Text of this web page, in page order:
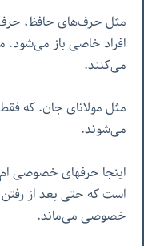
مثل حرف‌های حافظ،
افراد خاصی باز می‌شود.
می‌کنند.
مثل مولانای جان. که
می‌شوند.
اینجا حرفهای خصوصی
است که حتی بعد از
خصوصی می‌ماند.